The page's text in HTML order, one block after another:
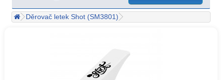
Děrovač letek Shot (SM3801)